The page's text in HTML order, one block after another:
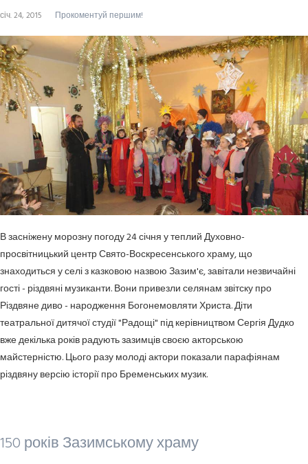
січ. 24, 2015 Прокоментуй першим!
В засніжену морозну погоду 24 січня у теплий Духовно-
просвітницький центр Свято-Воскресенського храму, що
знаходиться у селі з казковою назвою Зазим'є, завітали незвичайні
гості - різдвяні музиканти. Вони привезли селянам звітску про
Різдвяне диво - народження Богонемовляти Христа. Діти
театральної дитячої студії "Радощі" під керівництвом Сергія Дудко
вже декілька років радують зазимців своєю акторською
майстерністю. Цього разу молоді актори показали парафіянам
різдвяну версію історії про Бременських музик.
150 років Зазимському храму